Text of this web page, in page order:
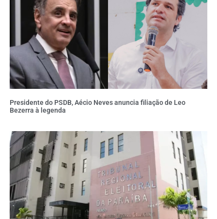
Presidente do PSDB, Aécio Neves anuncia filiação de Leo
Bezerra à legenda